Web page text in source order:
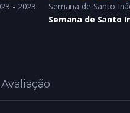
- 2023
Semana de Santo
Semana de Santo
Avaliação